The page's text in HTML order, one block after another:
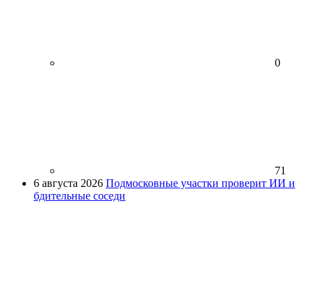
0
71
6 августа 2026 Подмосковные участки проверит ИИ и
бдительные соседи